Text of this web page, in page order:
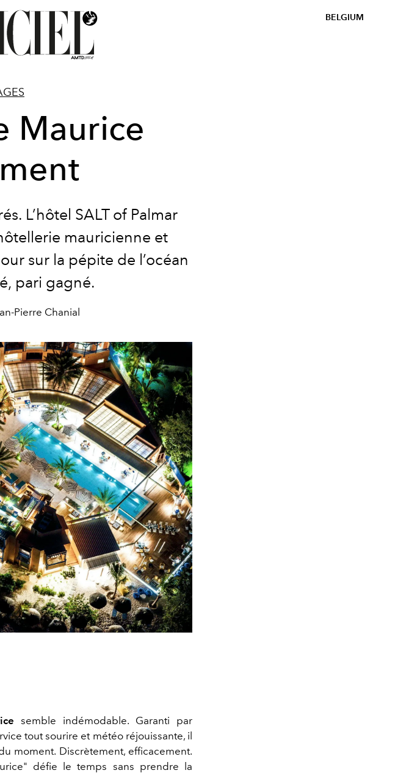
BELGIUM
Maurice
L’hôtel SALT of Palmar
mauricienne et
sur la pépite de l’océan
pari gagné.
Pierre Chanial
semble indémodable. Garanti par
tout sourire et météo réjouissante, il
moment. Discrètement, efficacement.
défie le temps sans prendre la